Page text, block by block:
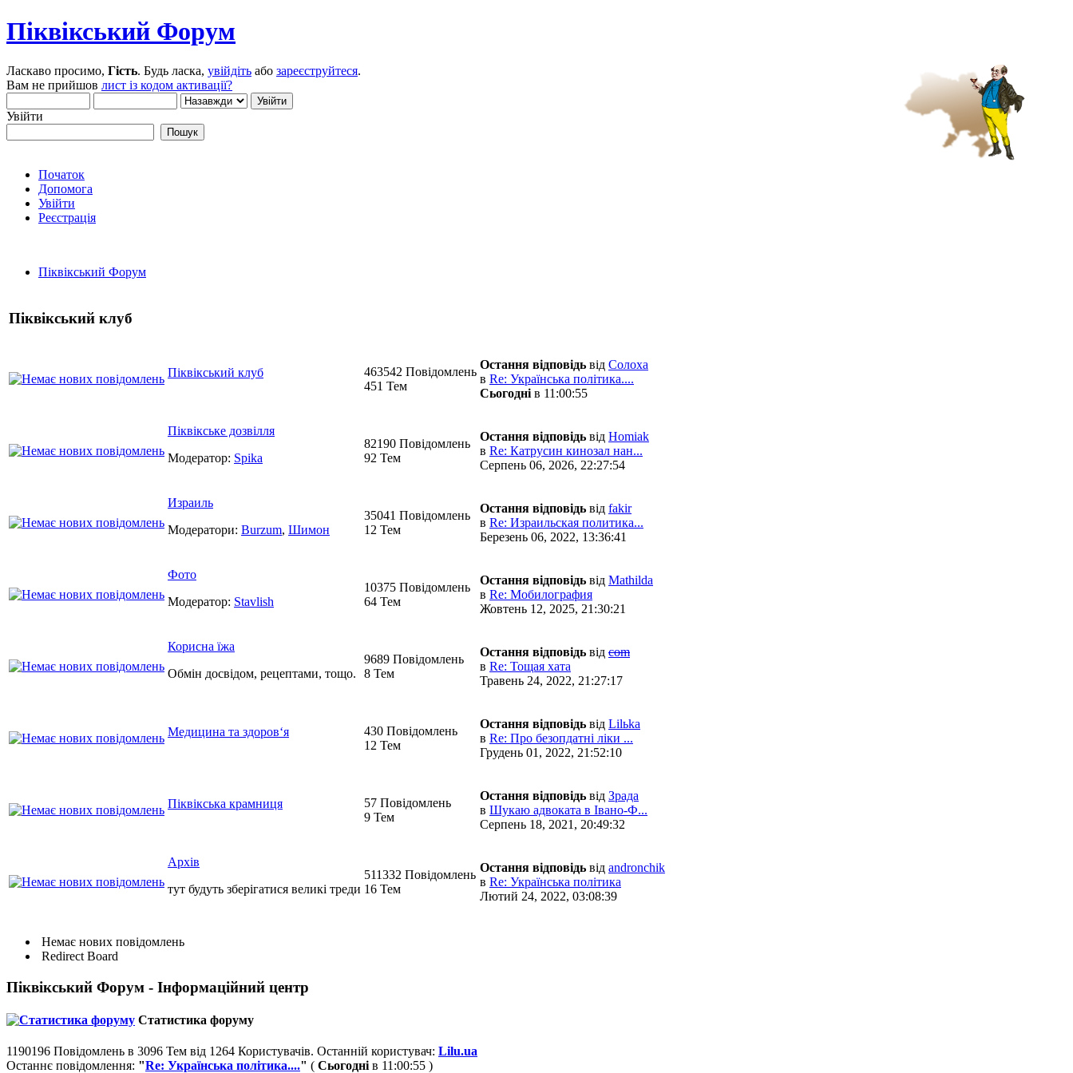
Піквікський Форум
Ласкаво просимо, Гість. Будь ласка, увійдіть або зареєструйтеся.
Вам не прийшов лист із кодом активації?
Увійти
Початок
Допомога
Увійти
Реєстрація
Піквікський Форум
Піквікський клуб
Піквікський клуб
463542 Повідомлень
451 Тем
Остання відповідь від Солоха
в Re: Українська політика....
Сьогодні в 11:00:55
Піквікське дозвілля
Модератор: Spika
82190 Повідомлень
92 Тем
Остання відповідь від Homiak
в Re: Катрусин кинозал нан...
Серпень 06, 2026, 22:27:54
Израиль
Модератори: Burzum, Шимон
35041 Повідомлень
12 Тем
Остання відповідь від fakir
в Re: Израильская политика...
Березень 06, 2022, 13:36:41
Фото
Модератор: Stavlish
10375 Повідомлень
64 Тем
Остання відповідь від Mathilda
в Re: Мобилография
Жовтень 12, 2025, 21:30:21
Корисна їжа
Обмін досвідом, рецептами, тощо.
9689 Повідомлень
8 Тем
Остання відповідь від com
в Re: Тощая хата
Травень 24, 2022, 21:27:17
Медицина та здоров‘я
430 Повідомлень
12 Тем
Остання відповідь від Lilьka
в Re: Про безопдатні ліки ...
Грудень 01, 2022, 21:52:10
Піквікська крамниця
57 Повідомлень
9 Тем
Остання відповідь від Зрада
в Шукаю адвоката в Івано-Ф...
Серпень 18, 2021, 20:49:32
Архів
тут будуть зберігатися великі треди
511332 Повідомлень
16 Тем
Остання відповідь від andronchik
в Re: Українська політика
Лютий 24, 2022, 03:08:39
Немає нових повідомлень
Redirect Board
Піквікський Форум - Інформаційний центр
Статистика форуму
1190196 Повідомлень в 3096 Тем від 1264 Користувачів. Останній користувач: Lilu.ua
Останнє повідомлення: "Re: Українська політика...." ( Сьогодні в 11:00:55 )